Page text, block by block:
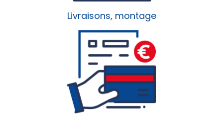
Livraisons, montage